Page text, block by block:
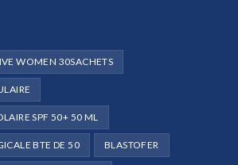
onglet
WOMEN 30SACHETS
SPF 50+ 50 ML
BTE DE 50 BLASTOFER